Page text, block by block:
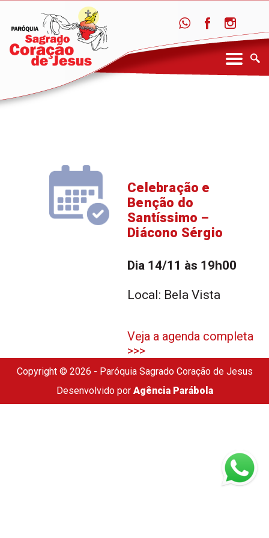
Celebração e
Benção do
Santíssimo –
Diácono Sérgio
Dia 14/11 às 19h00
Local: Bela Vista
Veja a agenda completa
>>>
Copyright © 2026 - Paróquia Sagrado Coração de Jesus
Desenvolvido por Agência Parábola